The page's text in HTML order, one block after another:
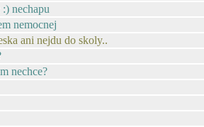
nechapu
nemocnej
ani nejdu do skoly..
nechce?